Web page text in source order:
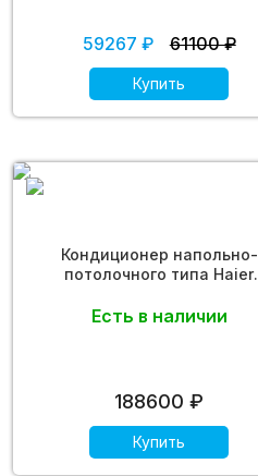
59267 ₽ 61100 ₽
Купить
Кондиционер напольно-
потолочного типа Haier
Есть в наличии
188600 ₽
Купить